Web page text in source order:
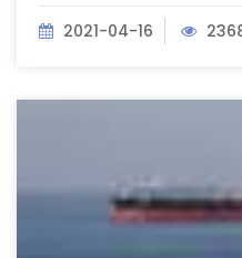
2021-04-16